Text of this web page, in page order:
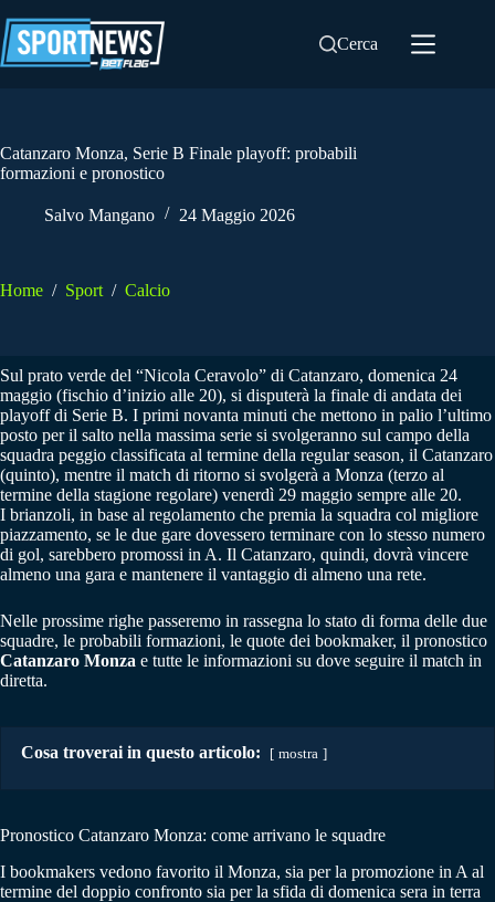
al
contenuto
Cerca
Catanzaro Monza, Serie B Finale playoff: probabili
formazioni e pronostico
Salvo Mangano 24 Maggio 2026
Home / Sport / Calcio
Sul prato verde del “Nicola Ceravolo” di Catanzaro, domenica 24
maggio (fischio d’inizio alle 20), si disputerà la finale di andata dei
playoff di Serie B. I primi novanta minuti che mettono in palio l’ultimo
posto per il salto nella massima serie si svolgeranno sul campo della
squadra peggio classificata al termine della regular season, il Catanzaro
(quinto), mentre il match di ritorno si svolgerà a Monza (terzo al
termine della stagione regolare) venerdì 29 maggio sempre alle 20.
I brianzoli, in base al regolamento che premia la squadra col migliore
piazzamento, se le due gare dovessero terminare con lo stesso numero
di gol, sarebbero promossi in A. Il Catanzaro, quindi, dovrà vincere
almeno una gara e mantenere il vantaggio di almeno una rete.
Nelle prossime righe passeremo in rassegna lo stato di forma delle due
squadre, le probabili formazioni, le quote dei bookmaker, il pronostico
Catanzaro Monza e tutte le informazioni su dove seguire il match in
diretta.
Cosa troverai in questo articolo: mostra
Pronostico Catanzaro Monza: come arrivano le squadre
I bookmakers vedono favorito il Monza, sia per la promozione in A al
termine del doppio confronto sia per la sfida di domenica sera in terra